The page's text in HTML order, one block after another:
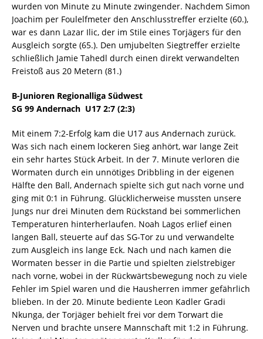
wurden von Minute zu Minute zwingender. Nachdem Simon
Joachim per Foulelfmeter den Anschlusstreffer erzielte (60.),
war es dann Lazar Ilic, der im Stile eines Torjägers für den
Ausgleich sorgte (65.). Den umjubelten Siegtreffer erzielte
schließlich Jamie Tahedl durch einen direkt verwandelten
Freistoß aus 20 Metern (81.)
B-Junioren Regionalliga Südwest
SG 99 Andernach  U17 2:7 (2:3)
Mit einem 7:2-Erfolg kam die U17 aus Andernach zurück.
Was sich nach einem lockeren Sieg anhört, war lange Zeit
ein sehr hartes Stück Arbeit. In der 7. Minute verloren die
Wormaten durch ein unnötiges Dribbling in der eigenen
Hälfte den Ball, Andernach spielte sich gut nach vorne und
ging mit 0:1 in Führung. Glücklicherweise mussten unsere
Jungs nur drei Minuten dem Rückstand bei sommerlichen
Temperaturen hinterherlaufen. Noah Lagos erlief einen
langen Ball, steuerte auf das SG-Tor zu und verwandelte
zum Ausgleich ins lange Eck. Nach und nach kamen die
Wormaten besser in die Partie und spielten zielstrebiger
nach vorne, wobei in der Rückwärtsbewegung noch zu viele
Fehler im Spiel waren und die Hausherren immer gefährlich
blieben. In der 20. Minute bediente Leon Kadler Gradi
Nkunga, der Torjäger behielt frei vor dem Torwart die
Nerven und brachte unsere Mannschaft mit 1:2 in Führung.